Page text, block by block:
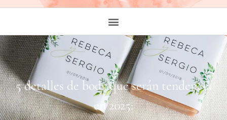
5 detalles de boda que serán tendencia
en 2025: